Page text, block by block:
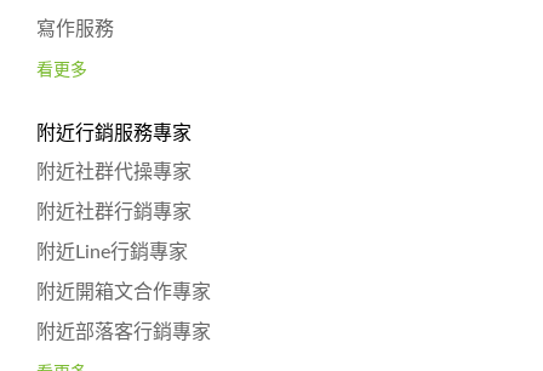
寫作服務
看更多
附近行銷服務專家
附近社群代操專家
附近社群行銷專家
附近Line行銷專家
附近開箱文合作專家
附近部落客行銷專家